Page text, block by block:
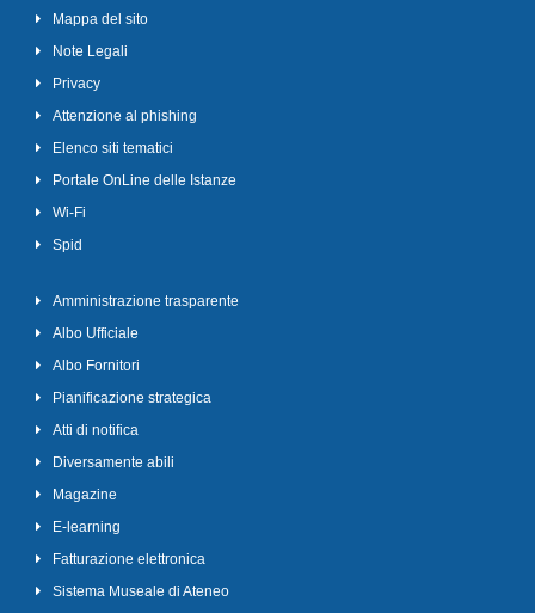
Mappa del sito
Note Legali
Privacy
Attenzione al phishing
Elenco siti tematici
Portale OnLine delle Istanze
Wi-Fi
Spid
Amministrazione trasparente
Albo Ufficiale
Albo Fornitori
Pianificazione strategica
Atti di notifica
Diversamente abili
Magazine
E-learning
Fatturazione elettronica
Sistema Museale di Ateneo